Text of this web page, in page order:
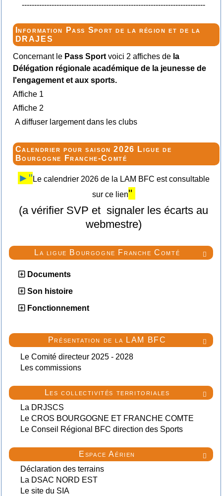

La ligue Bourgogne Franche Comté
Documents
Son histoire
Fonctionnement

Présentation de la LAM BFC
Le Comité directeur 2025 - 2028
Les commissions

Les collectivités territoriales
La DRJSCS
Le CROS BOURGOGNE ET FRANCHE COMTE
Le Conseil Régional BFC direction des Sports

Espace Aérien
Déclaration des terrains
La DSAC NORD EST
Le site du SIA
--------------------------------------------------------------------------
Information Pass Sport de la région et de la
DRAJES
Concernant lePass Sportvoici 2 affiches dela
Délégation régionale académique de la jeunesse de
l'engagement et aux sports.
Affiche 1
Affiche 2
A diffuser largement dans les clubs
Calendrier pour saison 2026 Ligue de
Bourgogne Franche-Comté
►" Le calendrier 2026 de la LAM BFC est consultable
sur ce lien"
(a vérifier SVP et signaler les écarts au
webmestre)